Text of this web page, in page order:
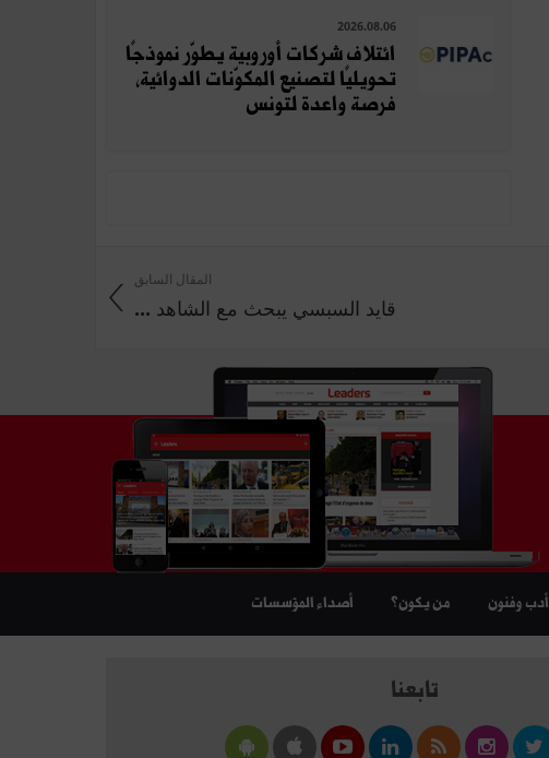
2026.08.06
ائتلاف شركات أوروبية يطوّر نموذجًا
تحويليًا لتصنيع المكوّنات الدوائية،
فرصة واعدة لتونس
المقال السابق
قايد السبسي يبحث مع الشاهد ...
أدب وفنون من يكون؟ أصداء المؤسسات
تابعنا